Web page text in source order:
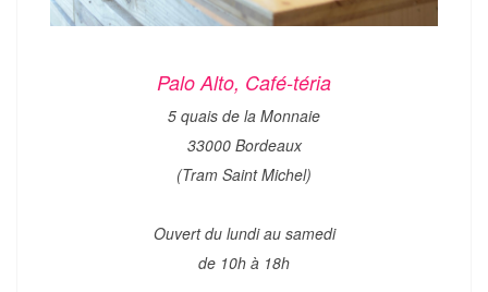
Palo Alto, Café-téria
5 quais de la Monnaie
33000 Bordeaux
(Tram Saint Michel)
Ouvert du lundi au samedi
de 10h à 18h